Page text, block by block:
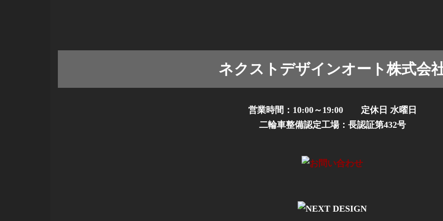
ネクストデザインオート株式会
営業時間：10:00～19:00 定休日 水曜日
二輪車整備認定工場：長認証第432号